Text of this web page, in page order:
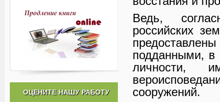
Ведь,
российских
подданными, в
личности,
сооружений.
ОЦЕНИТЕ НАШУ РАБОТУ